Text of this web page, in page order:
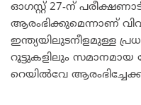
ഓഗസ്റ്റ് 27-ന്
ആരംഭിക്കുമെന്നാണ്
ഇന്ത്യയിലുടനീളമുള്ള
റൂട്ടുകളിലും
റെയിൽവേ